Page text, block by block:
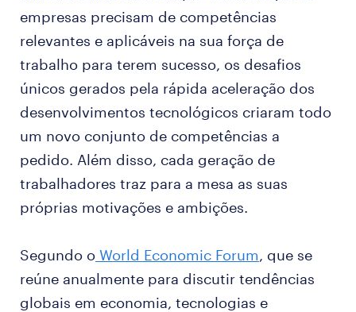
empresas precisam de competências
relevantes e aplicáveis na sua força de
trabalho para terem sucesso, os desafios
únicos gerados pela rápida aceleração dos
desenvolvimentos tecnológicos criaram todo
um novo conjunto de competências a
pedido. Além disso, cada geração de
trabalhadores traz para a mesa as suas
próprias motivações e ambições.
Segundo o World Economic Forum, que se
reúne anualmente para discutir tendências
globais em economia, tecnologias e